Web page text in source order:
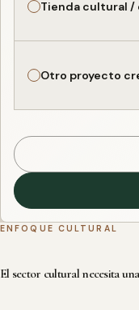
Tienda cultural
Otro proyecto
ENFOQUE CULTURAL
El sector cultural necesita